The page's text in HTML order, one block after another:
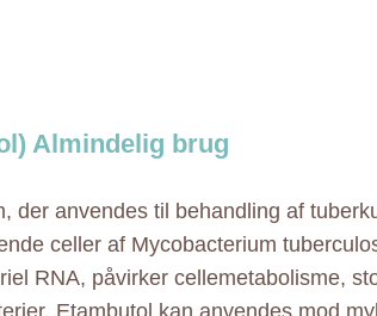
Almindelig brug
der anvendes til behandling af
celler af Mycobacterium
RNA, påvirker cellemetabolisme,
Etambutol kan anvendes mod